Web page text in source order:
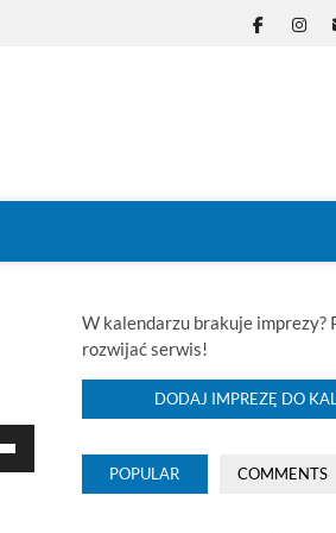
W kalendarzu brakuje imprezy?
rozwijać serwis!
DODAJ IMPREZĘ DO
POPULAR COMMENTS